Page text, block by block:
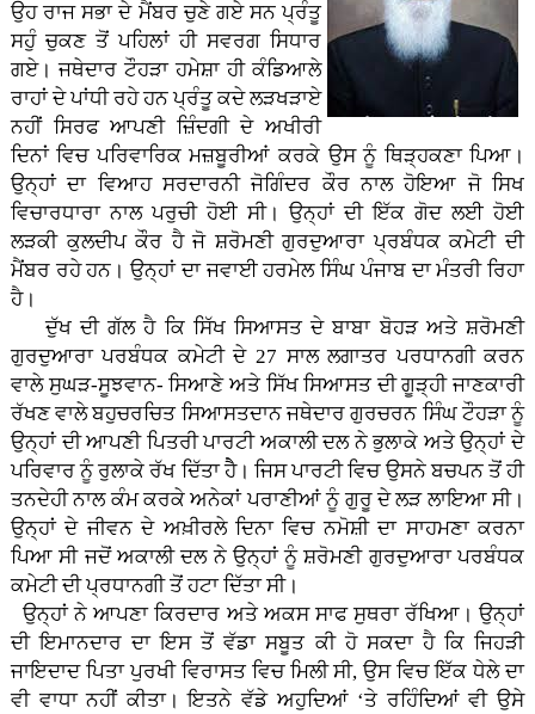
ਉਹ ਰਾਜ ਸਭਾ ਦੇ ਮੈਂਬਰ ਚੁਣੇ ਗਏ ਸਨ ਪ੍ਰੰਤੂ
ਸਹੁੰ ਚੁਕਣ ਤੋਂ ਪਹਿਲਾਂ ਹੀ ਸਵਰਗ ਸਿਧਾਰ
ਗਏ। ਜਥੇਦਾਰ ਟੌਹੜਾ ਹਮੇਸ਼ਾ ਹੀ ਕੰਡਿਆਲੇ
ਰਾਹਾਂ ਦੇ ਪਾਂਧੀ ਰਹੇ ਹਨ ਪ੍ਰੰਤੂ ਕਦੇ ਲੜਖੜਾਏ
ਨਹੀਂ ਸਿਰਫ ਆਪਣੀ ਜ਼ਿੰਦਗੀ ਦੇ ਅਖੀਰੀ
ਦਿਨਾਂ ਵਿਚ ਪਰਿਵਾਰਿਕ ਮਜ਼ਬੂਰੀਆਂ ਕਰਕੇ ਉਸ ਨੂੰ ਥਿੜ੍ਹਕਣਾ ਪਿਆ।
ਉਨ੍ਹਾਂ ਦਾ ਵਿਆਹ ਸਰਦਾਰਨੀ ਜੋਗਿੰਦਰ ਕੌਰ ਨਾਲ ਹੋਇਆ ਜੋ ਸਿਖ
ਵਿਚਾਰਧਾਰਾ ਨਾਲ ਪਰੁਚੀ ਹੋਈ ਸੀ। ਉਨ੍ਹਾਂ ਦੀ ਇੱਕ ਗੋਦ ਲਈ ਹੋਈ
ਲੜਕੀ ਕੁਲਦੀਪ ਕੌਰ ਹੈ ਜੋ ਸ਼ਰੋਮਣੀ ਗੁਰਦੁਆਰਾ ਪ੍ਰਬੰਧਕ ਕਮੇਟੀ ਦੀ
ਮੈਂਬਰ ਰਹੇ ਹਨ। ਉਨ੍ਹਾਂ ਦਾ ਜਵਾਈ ਹਰਮੇਲ ਸਿੰਘ ਪੰਜਾਬ ਦਾ ਮੰਤਰੀ ਰਿਹਾ
ਹੈ।
ਦੁੱਖ ਦੀ ਗੱਲ ਹੈ ਕਿ ਸਿੱਖ ਸਿਆਸਤ ਦੇ ਬਾਬਾ ਬੋਹੜ ਅਤੇ ਸ਼ਰੋਮਣੀ
ਗੁਰਦੁਆਰਾ ਪਰਬੰਧਕ ਕਮੇਟੀ ਦੇ 27 ਸਾਲ ਲਗਾਤਰ ਪਰਧਾਨਗੀ ਕਰਨ
ਵਾਲੇ ਸੁਘੜ-ਸੂਝਵਾਨ- ਸਿਆਣੇ ਅਤੇ ਸਿੱਖ ਸਿਆਸਤ ਦੀ ਗੂੜ੍ਹੀ ਜਾਣਕਾਰੀ
ਰੱਖਣ ਵਾਲੇ ਬਹੁਚਰਚਿਤ ਸਿਆਸਤਦਾਨ ਜਥੇਦਾਰ ਗੁਰਚਰਨ ਸਿੰਘ ਟੌਹੜਾ ਨੂੰ
ਉਨ੍ਹਾਂ ਦੀ ਆਪਣੀ ਪਿਤਰੀ ਪਾਰਟੀ ਅਕਾਲੀ ਦਲ ਨੇ ਭੁਲਾਕੇ ਅਤੇ ਉਨ੍ਹਾਂ ਦੇ
ਪਰਿਵਾਰ ਨੂੰ ਰੁਲਾਕੇ ਰੱਖ ਦਿੱਤਾ ਹੈੈ। ਜਿਸ ਪਾਰਟੀ ਵਿਚ ਉਸਨੇ ਬਚਪਨ ਤੋਂ ਹੀ
ਤਨਦੇਹੀ ਨਾਲ ਕੰਮ ਕਰਕੇ ਅਨੇਕਾਂ ਪਰਾਣੀਆਂ ਨੂੰ ਗੁਰੂ ਦੇ ਲੜ ਲਾਇਆ ਸੀ।
ਉਨ੍ਹਾਂ ਦੇ ਜੀਵਨ ਦੇ ਅਖ਼ੀਰਲੇ ਦਿਨਾ ਵਿਚ ਨਮੋਸ਼ੀ ਦਾ ਸਾਹਮਣਾ ਕਰਨਾ
ਪਿਆ ਸੀ ਜਦੋਂ ਅਕਾਲੀ ਦਲ ਨੇ ਉਨ੍ਹਾਂ ਨੂੰ ਸ਼ਰੋਮਣੀ ਗੁਰਦੁਆਰਾ ਪਰਬੰਧਕ
ਕਮੇਟੀ ਦੀ ਪ੍ਰਧਾਨਗੀ ਤੋਂ ਹਟਾ ਦਿੱਤਾ ਸੀ।
ਉਨ੍ਹਾਂ ਨੇ ਆਪਣਾ ਕਿਰਦਾਰ ਅਤੇ ਅਕਸ ਸਾਫ ਸੁਥਰਾ ਰੱਖਿਆ। ਉਨ੍ਹਾਂ
ਦੀ ਇਮਾਨਦਾਰ ਦਾ ਇਸ ਤੋਂ ਵੱਡਾ ਸਬੂਤ ਕੀ ਹੋ ਸਕਦਾ ਹੈ ਕਿ ਜਿਹੜੀ
ਜਾਇਦਾਦ ਪਿਤਾ ਪੁਰਖੀ ਵਿਰਾਸਤ ਵਿਚ ਮਿਲੀ ਸੀ, ਉਸ ਵਿਚ ਇੱਕ ਧੇਲੇ ਦਾ
ਵੀ ਵਾਧਾ ਨਹੀਂ ਕੀਤਾ। ਇਤਨੇ ਵੱਡੇ ਅਹੁਦਿਆਂ ‘ਤੇ ਰਹਿੰਦਿਆਂ ਵੀ ਉਸੇ